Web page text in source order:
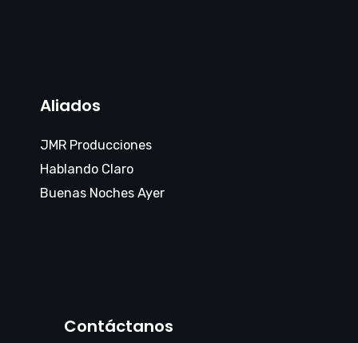
Aliados
JMR Producciones
Hablando Claro
Buenas Noches Ayer
Contáctanos